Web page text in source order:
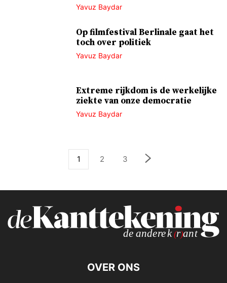
Yavuz Baydar
Op filmfestival Berlinale gaat het
toch over politiek
Yavuz Baydar
Extreme rijkdom is de werkelijke
ziekte van onze democratie
Yavuz Baydar
1 2 3
OVER ONS